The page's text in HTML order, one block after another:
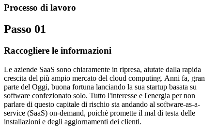
Processo di lavoro
Passo 01
Raccogliere le informazioni
Le aziende SaaS sono chiaramente in ripresa, aiutate dalla rapida
crescita del più ampio mercato del cloud computing. Anni fa, gran
parte del Oggi, buona fortuna lanciando la sua startup basata su
software confezionato solo. Tutto l'interesse e l'energia per non
parlare di questo capitale di rischio sta andando al software-as-a-
service (SaaS) on-demand, poiché promette il mal di testa delle
installazioni e degli aggiornamenti dei clienti.